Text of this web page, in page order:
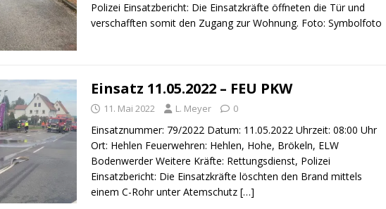
Polizei Einsatzbericht: Die Einsatzkräfte öffneten die Tür und
verschafften somit den Zugang zur Wohnung. Foto: Symbolfoto
Einsatz 11.05.2022 – FEU PKW
11. Mai 2022 L. Meyer 0
Einsatznummer: 79/2022 Datum: 11.05.2022 Uhrzeit: 08:00 Uhr
Ort: Hehlen Feuerwehren: Hehlen, Hohe, Brökeln, ELW
Bodenwerder Weitere Kräfte: Rettungsdienst, Polizei
Einsatzbericht: Die Einsatzkräfte löschten den Brand mittels
einem C-Rohr unter Atemschutz […]